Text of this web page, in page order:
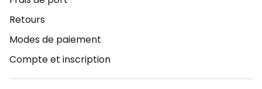
Retours
Modes de paiement
Compte et inscription